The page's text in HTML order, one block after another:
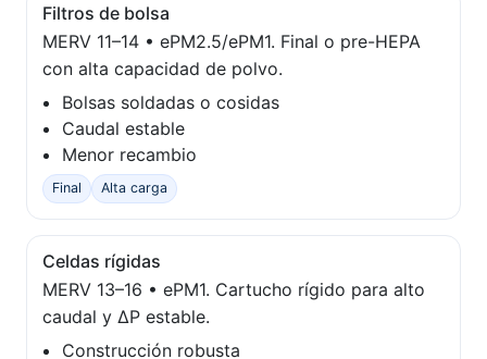
Filtros de bolsa
MERV 11–14 • ePM2.5/ePM1. Final o pre-HEPA
con alta capacidad de polvo.
Bolsas soldadas o cosidas
Caudal estable
Menor recambio
Final Alta carga
Celdas rígidas
MERV 13–16 • ePM1. Cartucho rígido para alto
caudal y ΔP estable.
Construcción robusta